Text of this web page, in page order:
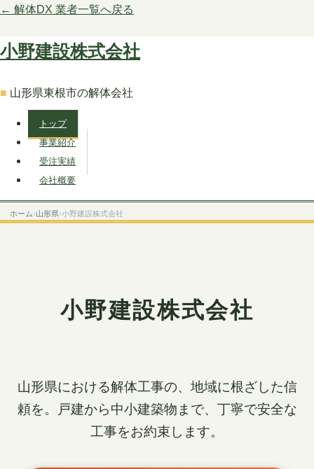
← 解体DX 業者一覧へ戻る
小野建設株式会社
山形県東根市の解体会社
トップ
事業紹介
受注実績
会社概要
ホーム›山形県›小野建設株式会社
小野建設株式会社
山形県における解体工事の、地域に根ざした信
頼を。戸建から中小建築物まで、丁寧で安全な
工事をお約束します。